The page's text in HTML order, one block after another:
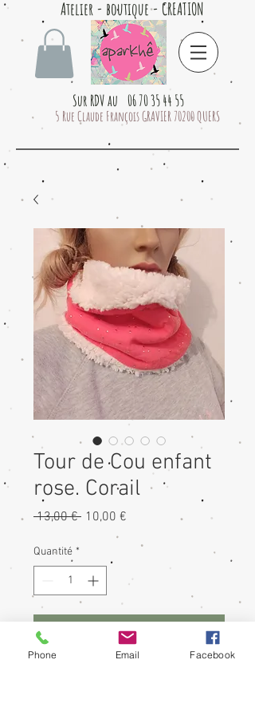
Atelier - boutique - CREATION
Sur RDV au 06 70 35 44 55
5 Rue Claude François GRAVIER 70200 QUERS
Tour de Cou enfant
rose. Corail
13,00 € Prix
original
10,00 €
Quantité *
Ajouter au panier
Phone Email Facebook